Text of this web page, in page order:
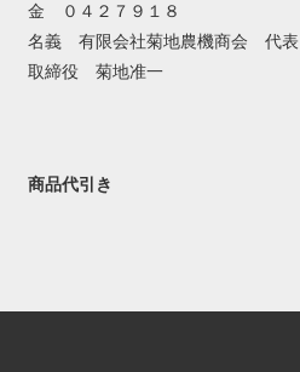
金 ０４２７９１８
名義 有限会社菊地農機商会 代表
取締役 菊地准一
商品代引き